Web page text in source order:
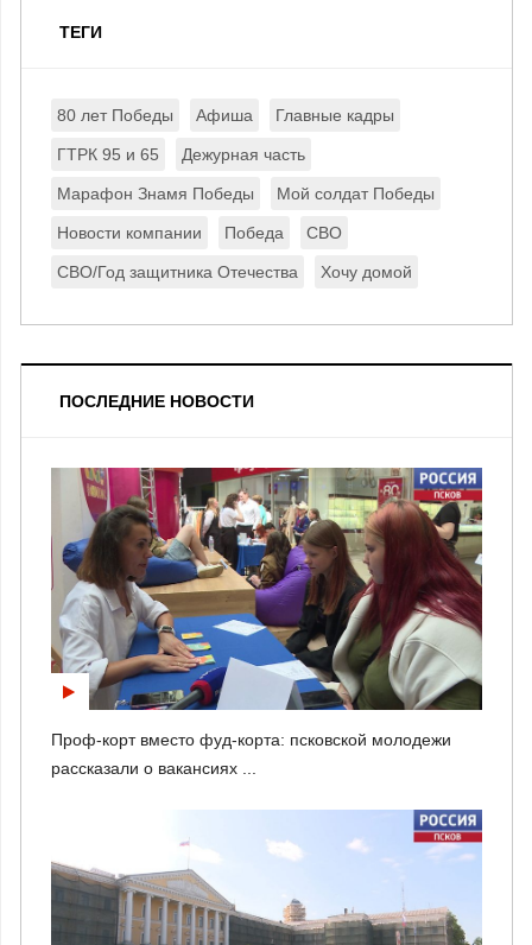
ТЕГИ
80 лет Победы Афиша Главные кадры
ГТРК 95 и 65 Дежурная часть
Марафон Знамя Победы Мой солдат Победы
Новости компании Победа СВО
СВО/Год защитника Отечества Хочу домой
ПОСЛЕДНИЕ НОВОСТИ
Проф-корт вместо фуд-корта: псковской молодежи
рассказали о вакансиях ...